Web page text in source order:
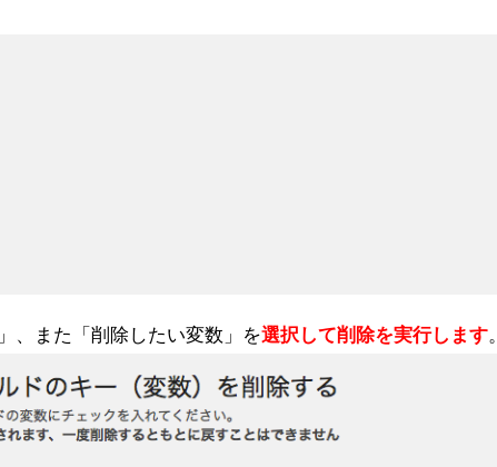
、また「削除したい変数」を選択して削除を実行します。